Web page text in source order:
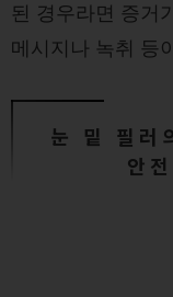
된 경우라면 증거
메시지나 녹취 등
눈 밑 필러
안